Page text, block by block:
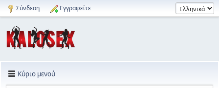
Σύνδεση Εγγραφείτε
Κύριο μενού